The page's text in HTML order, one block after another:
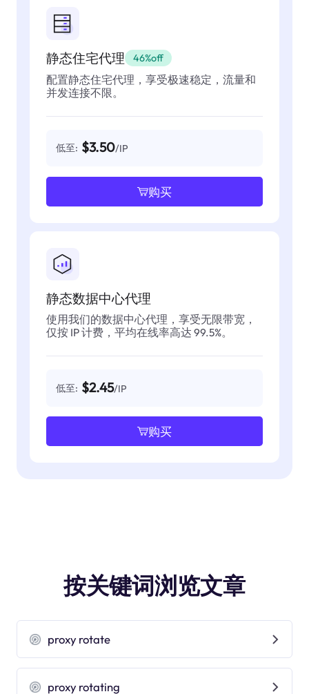
静态住宅代理 46%off
配置静态住宅代理，享受极速稳定，流量和
并发连接不限。
低至: $3.50/IP
购买
静态数据中心代理
使用我们的数据中心代理，享受无限带宽，
仅按 IP 计费，平均在线率高达 99.5%。
低至: $2.45/IP
购买
按关键词浏览文章
proxy rotate
proxy rotating